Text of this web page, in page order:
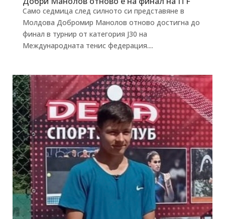
Само седмица след силното си представяне в
Молдова Добромир Манолов отново достигна до
финал в турнир от категория J30 на
Международната тенис федерация....